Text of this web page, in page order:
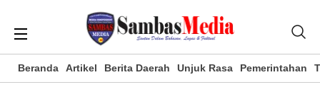
Beranda Artikel Berita Daerah Unjuk Rasa Pemerintahan